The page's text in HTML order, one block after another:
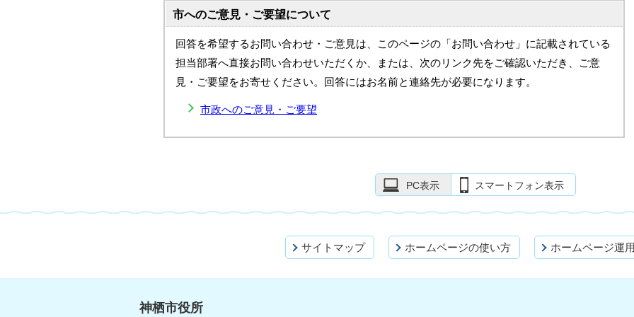
市へのご意見・ご要望について
回答を希望するお問い合わせ・ご意見は、このページの「お問い合わせ」に記載されている
担当部署へ直接お問い合わせいただくか、または、次のリンク先をご確認いただき、ご意
見・ご要望をお寄せください。回答にはお名前と連絡先が必要になります。
市政へのご意見・ご要望
PC表示 スマートフォン表示
サイトマップ ホームページの使い方 ホームページ運
神栖市役所